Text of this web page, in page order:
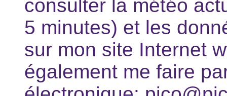
consulter la météo
5 minutes) et les
sur mon site Internet
également me faire